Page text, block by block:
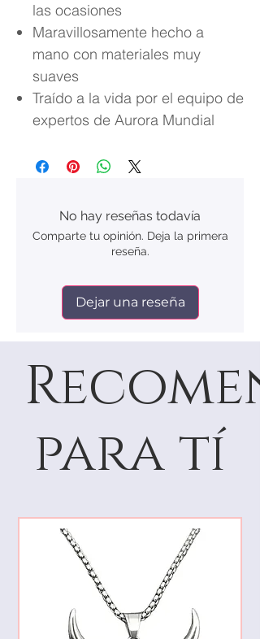
las ocasiones
Maravillosamente hecho a
mano con materiales muy
suaves
Traído a la vida por el equipo de
expertos de Aurora Mundial
No hay reseñas todavía
Comparte tu opinión. Deja la primera
reseña.
Dejar una reseña
para tí